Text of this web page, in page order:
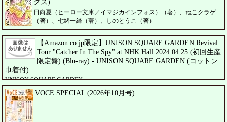
クス)
日向夏（ヒーロー文庫／イマジカインフォス）（著）、ねこクラゲ
（著）、七緒一綺（著）、しのとうこ（著）
【Amazon.co.jp限定】UNISON SQUARE GARDEN Revival
Tour "Catcher In The Spy" at NHK Hall 2024.04.25 (初回生産
限定盤) (Blu-ray) - UNISON SQUARE GARDEN (コットン
巾着付)
UNISON SQUARE GARDEN
VOCE SPECIAL (2026年10月号)